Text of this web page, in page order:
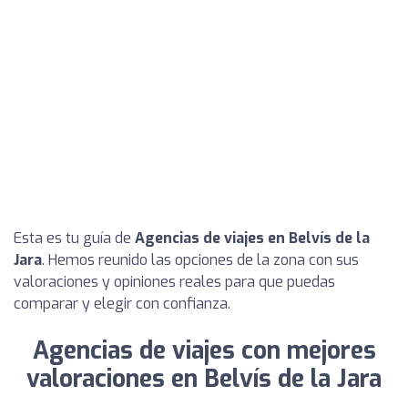
Esta es tu guía de Agencias de viajes en Belvís de la
Jara. Hemos reunido las opciones de la zona con sus
valoraciones y opiniones reales para que puedas
comparar y elegir con confianza.
Agencias de viajes con mejores
valoraciones en Belvís de la Jara